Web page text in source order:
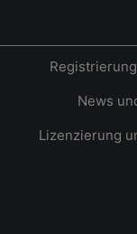
Registrierung
News
Lizenzierung